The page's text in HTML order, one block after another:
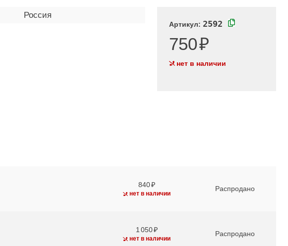
Артикул: 2592
750
нет в наличии
Россия
840
нет в наличии
Распродано
1 050
нет в наличии
Распродано